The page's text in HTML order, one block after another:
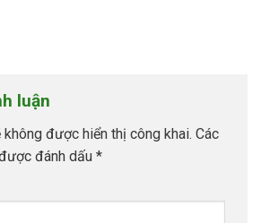
luận
không được hiển thị công khai. Các
đánh dấu *